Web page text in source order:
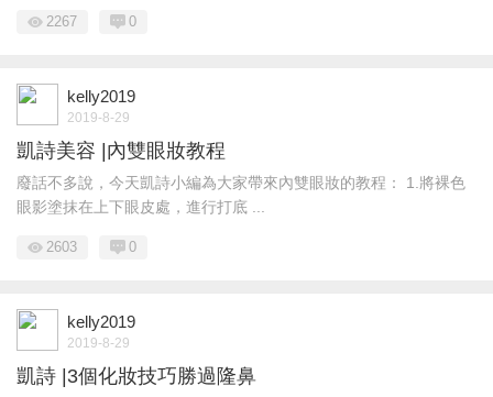
2267 0
kelly2019
2019-8-29
凱詩美容 |內雙眼妝教程
廢話不多說，今天凱詩小編為大家帶來內雙眼妝的教程： 1.將裸色
眼影塗抹在上下眼皮處，進行打底 ...
2603 0
kelly2019
2019-8-29
凱詩 |3個化妝技巧勝過隆鼻